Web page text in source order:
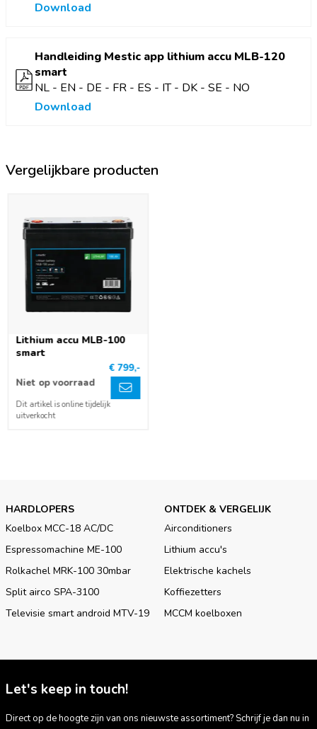
Download
Handleiding Mestic app lithium accu MLB-120
smart
NL - EN - DE - FR - ES - IT - DK - SE - NO
Download
Vergelijkbare producten
Lithium accu MLB-100
smart
€ 799,-
Niet op voorraad
Dit artikel is online tijdelijk
uitverkocht
HARDLOPERS
Koelbox MCC-18 AC/DC
Espressomachine ME-100
Rolkachel MRK-100 30mbar
Split airco SPA-3100
Televisie smart android MTV-19
ONTDEK & VERGELIJK
Airconditioners
Lithium accu's
Elektrische kachels
Koffiezetters
MCCM koelboxen
Let's keep in touch!
Direct op de hoogte zijn van ons nieuwste assortiment? Schrijf je dan nu in